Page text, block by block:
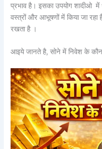
प्रभाव है। इसका उपयोग शादीओ में
वस्त्रों और आभूषणों में किया जा
रखता है ।
आइये जानते है, सोने में निवेश के